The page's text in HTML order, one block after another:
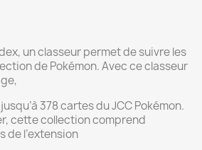
un classeur permet de suivre les
de Pokémon. Avec ce classeur
378 cartes du JCC Pokémon.
cette collection comprend
de l’extension